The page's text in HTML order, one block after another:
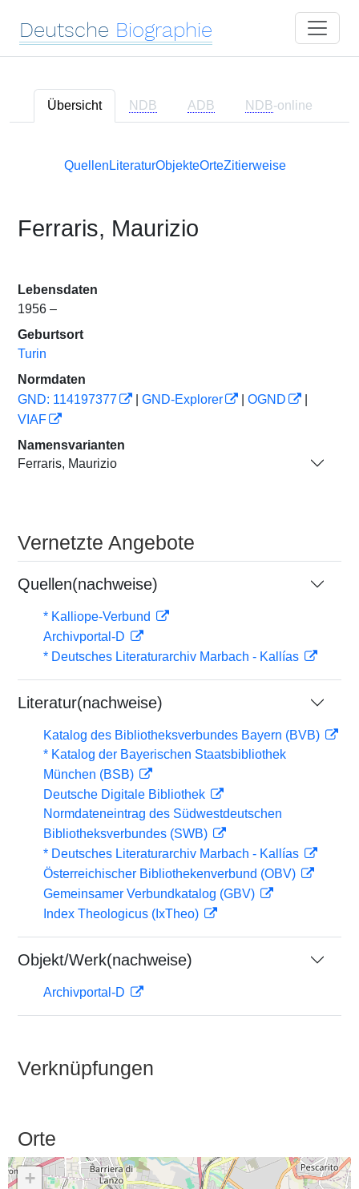
Deutsche Biographie
Übersicht NDB ADB NDB-online
Quellen LiteraturObjekteOrteZitierweise
Ferraris, Maurizio
Lebensdaten
1956 –
Geburtsort
Turin
Normdaten
GND: 114197377
GND-Explorer OGND
VIAF
Namensvarianten
Ferraris, Maurizio
Vernetzte Angebote
Quellen(nachweise)
* Kalliope-Verbund
Archivportal-D
* Deutsches Literaturarchiv Marbach - Kallías
Literatur(nachweise)
Katalog des Bibliotheksverbundes Bayern (BVB)
* Katalog der Bayerischen Staatsbibliothek
München (BSB)
Deutsche Digitale Bibliothek
Normdateneintrag des Südwestdeutschen
Bibliotheksverbundes (SWB)
* Deutsches Literaturarchiv Marbach - Kallías
Österreichischer Bibliothekenverbund (OBV)
Gemeinsamer Verbundkatalog (GBV)
Index Theologicus (IxTheo)
Objekt/Werk(nachweise)
Archivportal-D
Verknüpfungen
Orte
+